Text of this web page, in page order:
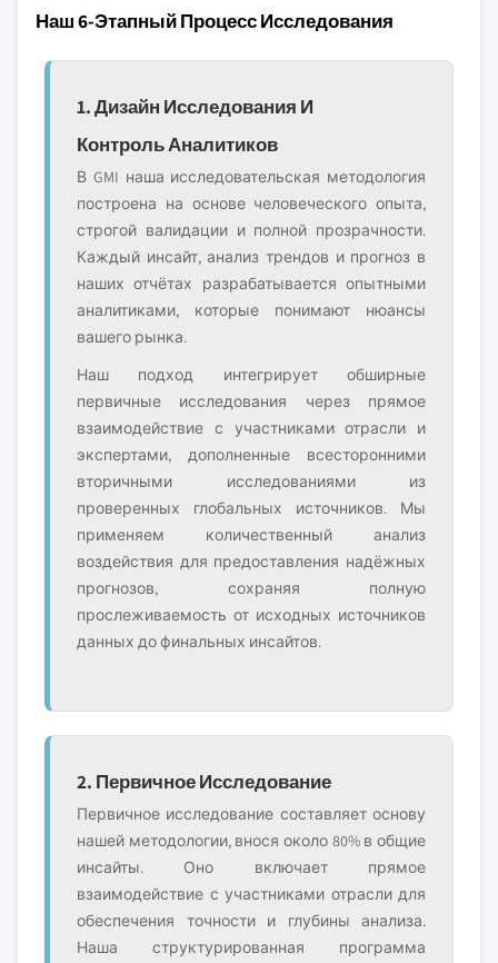
Наш 6-Этапный Процесс Исследования
1. Дизайн Исследования И
Контроль Аналитиков
В GMI наша исследовательская методология
построена на основе человеческого опыта,
строгой валидации и полной прозрачности.
Каждый инсайт, анализ трендов и прогноз в
наших отчётах разрабатывается опытными
аналитиками, которые понимают нюансы
вашего рынка.
Наш подход интегрирует обширные
первичные исследования через прямое
взаимодействие с участниками отрасли и
экспертами, дополненные всесторонними
вторичными исследованиями из
проверенных глобальных источников. Мы
применяем количественный анализ
воздействия для предоставления надёжных
прогнозов, сохраняя полную
прослеживаемость от исходных источников
данных до финальных инсайтов.
2. Первичное Исследование
Первичное исследование составляет основу
нашей методологии, внося около 80% в общие
инсайты. Оно включает прямое
взаимодействие с участниками отрасли для
обеспечения точности и глубины анализа.
Наша структурированная программа